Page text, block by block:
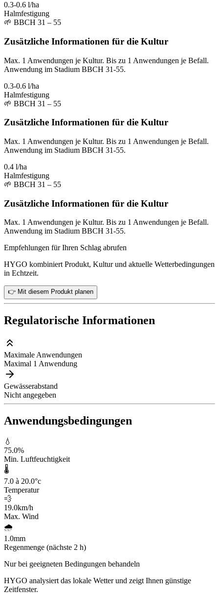
0.3-0.6 l/ha
Halmfestigung
🌱 BBCH 31 – 55
Zusätzliche Informationen für die Kultur
Max. 1 Anwendungen je Kultur. Bis zu 1 Anwendungen je Befall.
Anwendung im Stadium BBCH 31-55.
0.3-0.6 l/ha
Halmfestigung
🌱 BBCH 31 – 55
Zusätzliche Informationen für die Kultur
Max. 1 Anwendungen je Kultur. Bis zu 1 Anwendungen je Befall.
Anwendung im Stadium BBCH 31-55.
0.4 l/ha
Halmfestigung
🌱 BBCH 31 – 55
Zusätzliche Informationen für die Kultur
Max. 1 Anwendungen je Kultur. Bis zu 1 Anwendungen je Befall.
Anwendung im Stadium BBCH 31-55.
Empfehlungen für Ihren Schlag abrufen
HYGO kombiniert Produkt, Kultur und aktuelle Wetterbedingungen
in Echtzeit.
👉 Mit diesem Produkt planen
Regulatorische Informationen
Maximale Anwendungen
Maximal 1 Anwendung
Gewässerabstand
Nicht angegeben
Anwendungsbedingungen
💧
75.0%
Min. Luftfeuchtigkeit
🌡️
7.0 à 20.0°c
Temperatur
💨
19.0km/h
Max. Wind
🌧️
1.0mm
Regenmenge (nächste 2 h)
Nur bei geeigneten Bedingungen behandeln
HYGO analysiert das lokale Wetter und zeigt Ihnen günstige
Zeitfenster.